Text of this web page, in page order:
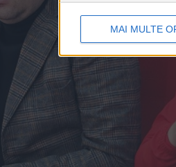
MAI MULTE